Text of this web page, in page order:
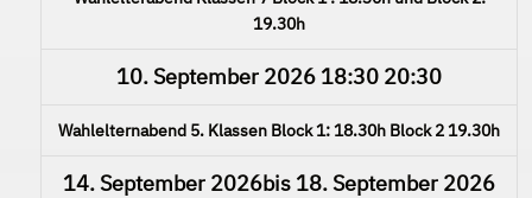
19.30h
10. September 2026 18:30 20:30
Wahlelternabend 5. Klassen Block 1: 18.30h Block 2 19.30h
14. September 2026bis 18. September 2026